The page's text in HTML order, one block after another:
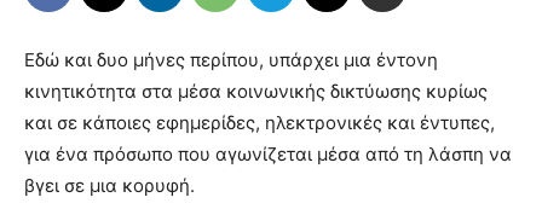
Εδώ και δυο μήνες περίπου, υπάρχει μια έντονη
κινητικότητα στα μέσα κοινωνικής δικτύωσης κυρίως
και σε κάποιες εφημερίδες, ηλεκτρονικές και έντυπες,
για ένα πρόσωπο που αγωνίζεται μέσα από τη λάσπη να
βγει σε μια κορυφή.